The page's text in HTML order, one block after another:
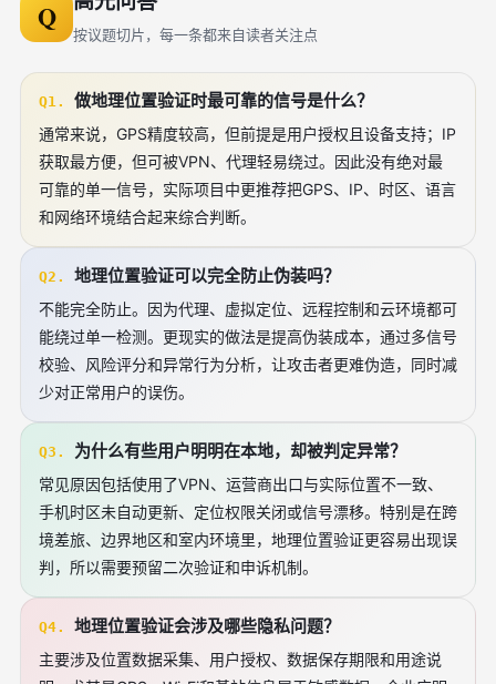
Q
按议题切片，每一条都来自读者关注点
Q1. 做地理位置验证时最可靠的信号是什么？
通常来说，GPS精度较高，但前提是用户授权且设备支持；IP
获取最方便，但可被VPN、代理轻易绕过。因此没有绝对最
可靠的单一信号，实际项目中更推荐把GPS、IP、时区、语言
和网络环境结合起来综合判断。
Q2. 地理位置验证可以完全防止伪装吗？
不能完全防止。因为代理、虚拟定位、远程控制和云环境都可
能绕过单一检测。更现实的做法是提高伪装成本，通过多信号
校验、风险评分和异常行为分析，让攻击者更难伪造，同时减
少对正常用户的误伤。
Q3. 为什么有些用户明明在本地，却被判定异常？
常见原因包括使用了VPN、运营商出口与实际位置不一致、
手机时区未自动更新、定位权限关闭或信号漂移。特别是在跨
境差旅、边界地区和室内环境里，地理位置验证更容易出现误
判，所以需要预留二次验证和申诉机制。
Q4. 地理位置验证会涉及哪些隐私问题？
主要涉及位置数据采集、用户授权、数据保存期限和用途说